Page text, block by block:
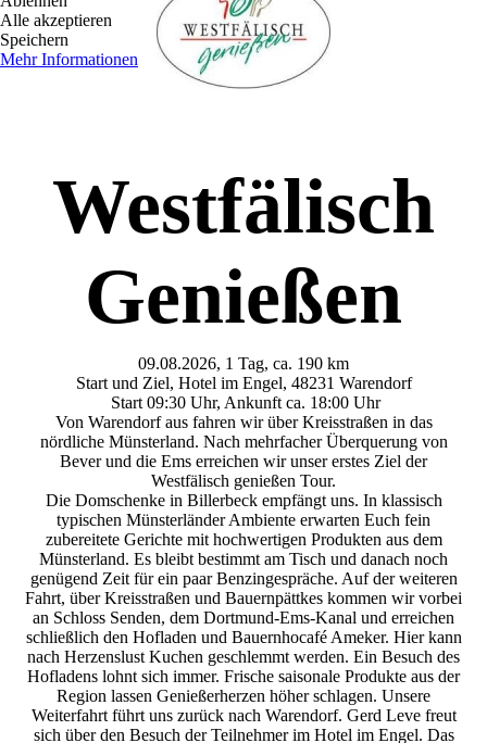
Westfälisch
Genießen
09.08.2026, 1 Tag, ca. 190 km
Start und Ziel, Hotel im Engel, 48231 Warendorf
Start 09:30 Uhr, Ankunft ca. 18:00 Uhr
Von Warendorf aus fahren wir über Kreisstraßen in das
nördliche Münsterland. Nach mehrfacher Überquerung von
Bever und die Ems erreichen wir unser erstes Ziel der
Westfälisch genießen Tour.
Die Domschenke in Billerbeck empfängt uns. In klassisch
typischen Münsterländer Ambiente erwarten Euch fein
zubereitete Gerichte mit hochwertigen Produkten aus dem
Münsterland. Es bleibt bestimmt am Tisch und danach noch
genügend Zeit für ein paar Benzingespräche. Auf der weiteren
Fahrt, über Kreisstraßen und Bauernpättkes kommen wir vorbei
an Schloss Senden, dem Dortmund-Ems-Kanal und erreichen
schließlich den Hofladen und Bauernhocafé Ameker. Hier kann
nach Herzenslust Kuchen geschlemmt werden. Ein Besuch des
Hofladens lohnt sich immer. Frische saisonale Produkte aus der
Region lassen Genießerherzen höher schlagen. Unsere
Weiterfahrt führt uns zurück nach Warendorf. Gerd Leve freut
sich über den Besuch der Teilnehmer im Hotel im Engel. Das
Alle akzeptieren
Speichern
Mehr Informationen